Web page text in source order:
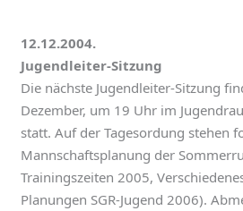
12.12.2004.
Jugendleiter-Sitzung
Die nächste Jugendleiter-Sitzung
Dezember, um 19 Uhr im
statt. Auf der Tagesordung stehen
Mannschaftsplanung der
Trainingszeiten 2005,
Planungen SGR-Jugend 2006).